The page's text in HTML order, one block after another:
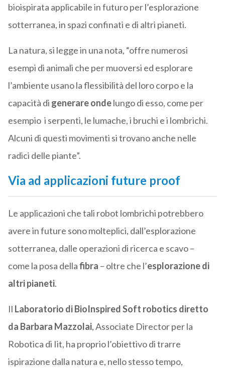
bioispirata applicabile in futuro per l’esplorazione
sotterranea, in spazi confinati e di altri pianeti.
La natura, si legge in una nota, “offre numerosi
esempi di animali che per muoversi ed esplorare
l’ambiente usano la flessibilità del loro corpo e la
capacità di generare ondelungo di esso, come per
esempio i serpenti, le lumache, i bruchi e i lombrichi.
Alcuni di questi movimenti si trovano anche nelle
radici delle piante”.
Via ad applicazioni future proof
Le applicazioni che tali robot lombrichi potrebbero
avere in future sono molteplici, dall’esplorazione
sotterranea, dalle operazioni di ricerca e scavo –
come la posa dellafibra – oltre che l’esplorazione di
altri pianeti.
Il Laboratorio di BioInspired Soft robotics diretto
da Barbara Mazzolai, Associate Director per la
Robotica di Iit, ha proprio l’obiettivo di trarre
ispirazione dalla natura e, nello stesso tempo,